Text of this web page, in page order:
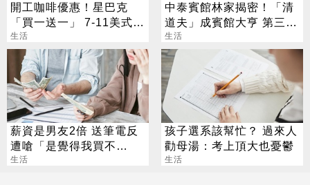
開工咖啡優惠！星巴克
「買一送一」 7-11美式買
7送7
生活
中泰賓館林家揭密！「清
道夫」成賓館大亨 第三代
還建東方文華
生活
薪資是男友2倍 送筆電反
遭嗆「是覺得我買不
起」？ 網齊勸快逃
生活
孩子選系該幫忙？ 過來人
勸母湯：考上頂大也憂鬱
生活